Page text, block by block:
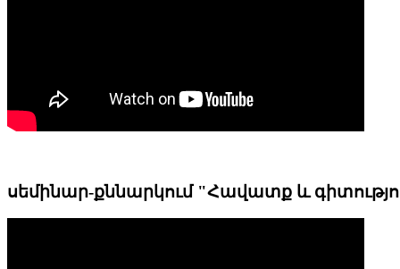
սեմինար-քննարկում "Հավատք և